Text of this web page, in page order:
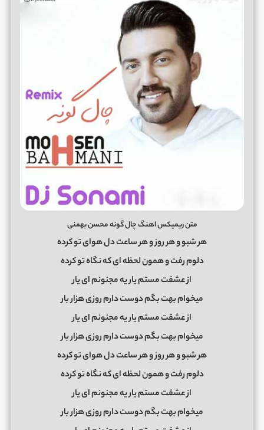
متن ریمیکس اهنگ چال گونه محسن بهمنی
هر شبو و هر روز و هر ساعت دل هوای تو کرده
دلوم رفت و همون لحظه ای که نگاه تو کرده
از عشقت مستم یار یه مجنونم ای یار
میخوام بهت بگم دوست دارم روزی هزار بار
از عشقت مستم یار یه مجنونم ای یار
میخوام بهت بگم دوست دارم روزی هزار بار
هر شبو و هر روز و هر ساعت دل هوای تو کرده
دلوم رفت و همون لحظه ای که نگاه تو کرده
از عشقت مستم یار یه مجنونم ای یار
میخوام بهت بگم دوست دارم روزی هزار بار